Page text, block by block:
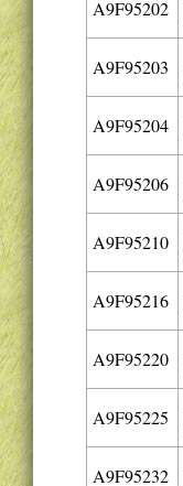
A9F95202
A9F95203
A9F95204
A9F95206
A9F95210
A9F95216
A9F95220
A9F95225
A9F95232